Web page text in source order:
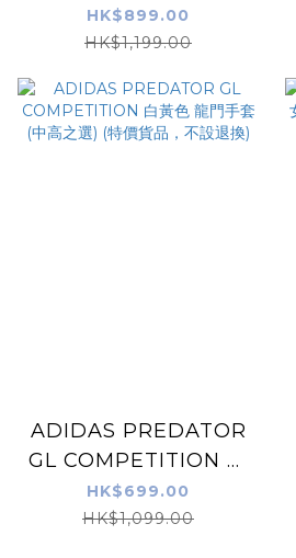
Knockout Phase
Ball 歐聯 24/25 比賽
足球 (MATCH BALL) 5
號 (頂級之選)
HK$899.00
HK$1,199.00
ADIDAS PREDATOR
GL COMPETITION 白
黃色 龍門手套 (中高之
HK$699.00
HK$1,099.00